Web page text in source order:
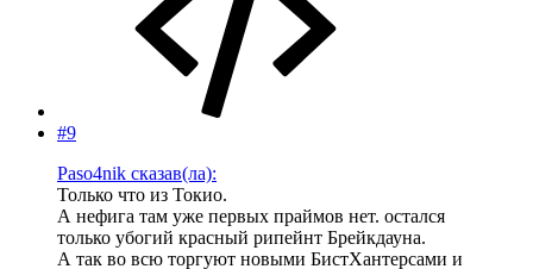
#9
Paso4nik сказав(ла):
Только что из Токио.
А нефига там уже первых праймов нет. остался
только убогий красный рипейнт Брейкдауна.
А так во всю торгуют новыми БистХантерсами и